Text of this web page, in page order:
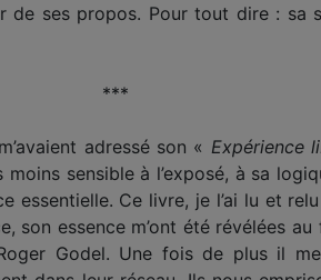
de ses propos. Pour tout dire : sa
***
adressé son « Expérience
sensible à l’exposé, à sa
essentielle. Ce livre, je l’ai lu et
son essence m’ont été révélées
Godel. Une fois de plus il